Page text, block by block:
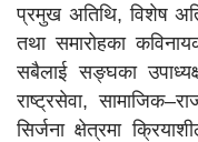
प्रमुख अतिथि, विशेष
तथा समारोहका
सबैलाई सङ्घका
राष्ट्रसेवा,
सिर्जना क्षेत्रमा